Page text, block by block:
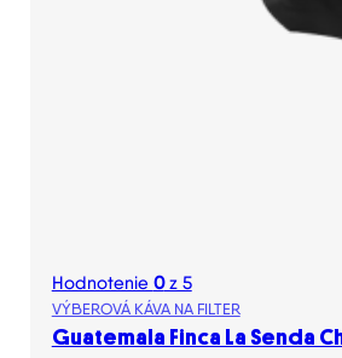
Hodnotenie 0z 5
VÝBEROVÁ KÁVA NA FILTER
Guatemala Finca La Senda